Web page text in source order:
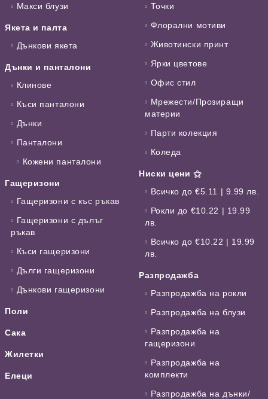
Макси блузи
Якета и палта
Дънкови якета
Дънки и панталони
Клинове
Къси панталони
Дънки
Панталони
Кожени панталони
Гащеризони
Гащеризони с къс ръкав
Гащеризони с дълъг
ръкав
Къси гащеризони
Дълги гащеризони
Дънкови гащеризони
Поли
Сака
Жилетки
Елеци
Точки
Флорални мотиви
Животински принт
Ярки цветове
Офис стил
Мрежести/Прозиращи
материи
Парти колекция
Коледа
Ниски цени ⚝
Всичко до €5.11 | 9.99 лв.
Рокли до €10.22 | 19.99
лв.
Всичко до €10.22 | 19.99
лв.
Разпродажба
Разпродажба на рокли
Разпродажба на блузи
Разпродажба на
гащеризони
Разпродажба на
комплекти
Разпродажба на дънки/